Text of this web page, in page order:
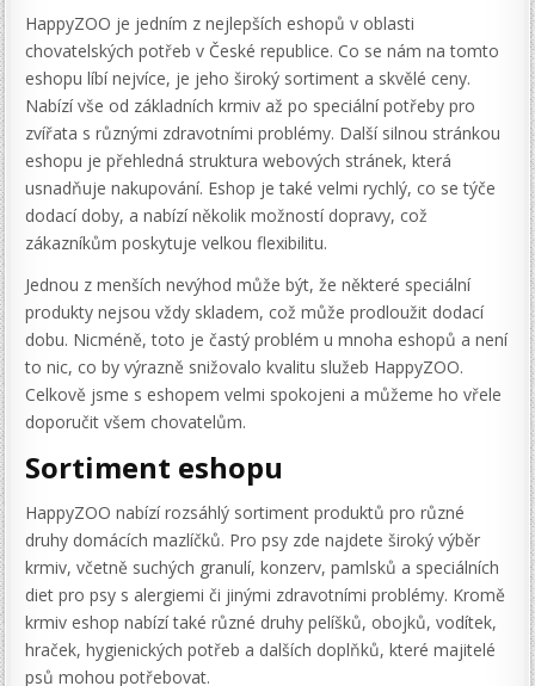
HappyZOO je jedním z nejlepších eshopů v oblasti
chovatelských potřeb v České republice. Co se nám na tomto
eshopu líbí nejvíce, je jeho široký sortiment a skvělé ceny.
Nabízí vše od základních krmiv až po speciální potřeby pro
zvířata s různými zdravotními problémy. Další silnou stránkou
eshopu je přehledná struktura webových stránek, která
usnadňuje nakupování. Eshop je také velmi rychlý, co se týče
dodací doby, a nabízí několik možností dopravy, což
zákazníkům poskytuje velkou flexibilitu.
Jednou z menších nevýhod může být, že některé speciální
produkty nejsou vždy skladem, což může prodloužit dodací
dobu. Nicméně, toto je častý problém u mnoha eshopů a není
to nic, co by výrazně snižovalo kvalitu služeb HappyZOO.
Celkově jsme s eshopem velmi spokojeni a můžeme ho vřele
doporučit všem chovatelům.
Sortiment eshopu
HappyZOO nabízí rozsáhlý sortiment produktů pro různé
druhy domácích mazlíčků. Pro psy zde najdete široký výběr
krmiv, včetně suchých granulí, konzerv, pamlsků a speciálních
diet pro psy s alergiemi či jinými zdravotními problémy. Kromě
krmiv eshop nabízí také různé druhy pelíšků, obojků, vodítek,
hraček, hygienických potřeb a dalších doplňků, které majitelé
psů mohou potřebovat.